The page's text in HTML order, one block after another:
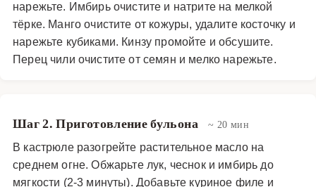
нарежьте. Имбирь очистите и натрите на мелкой
тёрке. Манго очистите от кожуры, удалите косточку и
нарежьте кубиками. Кинзу промойте и обсушите.
Перец чили очистите от семян и мелко нарежьте.
Шаг 2. Приготовление бульона ~ 20 мин
В кастрюле разогрейте растительное масло на
среднем огне. Обжарьте лук, чеснок и имбирь до
мягкости (2-3 минуты). Добавьте куриное филе и